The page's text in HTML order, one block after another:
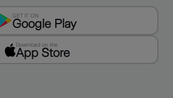
GET IT ON
Google Play
Download on the
App Store